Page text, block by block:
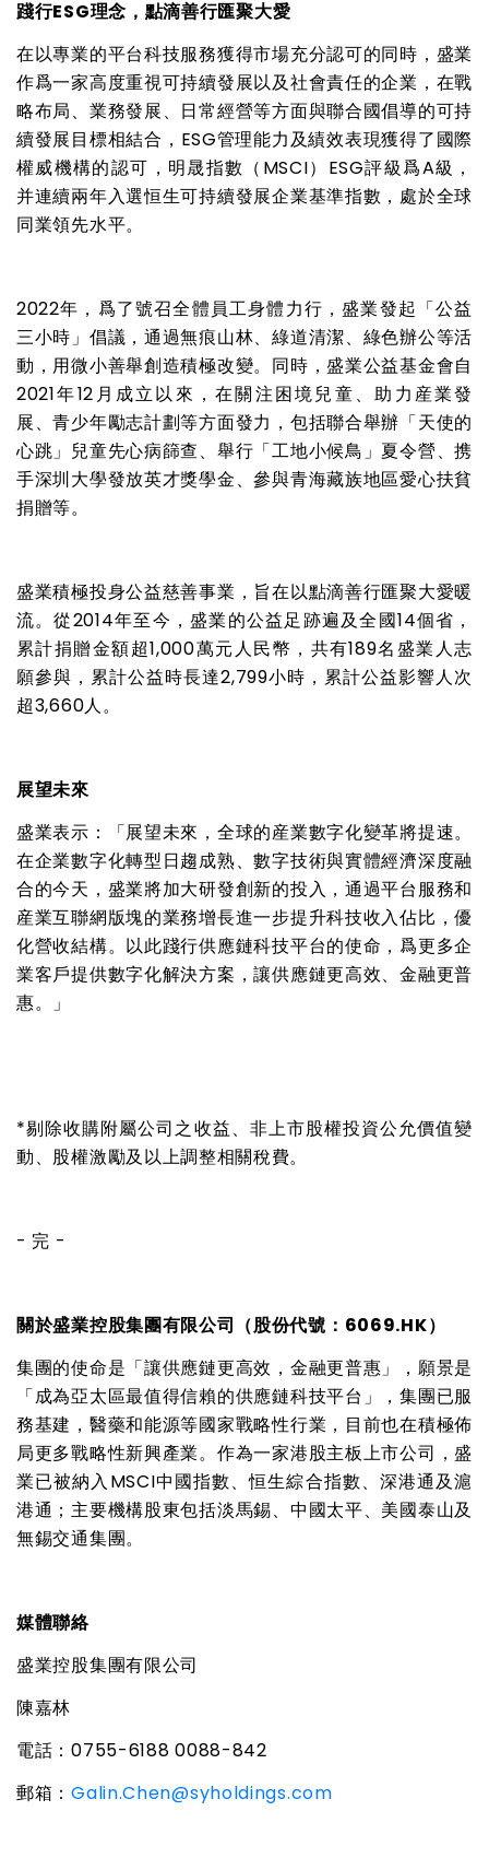
踐行ESG理念，點滴善行匯聚大愛
在以專業的平台科技服務獲得市場充分認可的同時，盛業
作爲一家高度重視可持續發展以及社會責任的企業，在戰
略布局、業務發展、日常經營等方面與聯合國倡導的可持
續發展目標相結合， ESG管理能力及績效表現獲得了國際
權威機構的認可，明晟指數（ MSCI） ESG評級爲A級，
并連續兩年入選恒生可持續發展企業基準指數，處於全球
同業領先水平。
2022年，爲了號召全體員工身體力行，盛業發起「公益
三小時」倡議，通過無痕山林、綠道清潔、綠色辦公等活
動，用微小善舉創造積極改變。同時，盛業公益基金會自
2021年12月成立以來，在關注困境兒童、助力産業發
展、青少年勵志計劃等方面發力，包括聯合舉辦「天使的
心跳」兒童先心病篩查、舉行「工地小候鳥」夏令營、携
手深圳大學發放英才獎學金、參與青海藏族地區愛心扶貧
捐贈等。
盛業積極投身公益慈善事業，旨在以點滴善行匯聚大愛暖
流。從2014年至今，盛業的公益足跡遍及全國14個省，
累計捐贈金額超1,000萬元人民幣，共有189名盛業人志
願參與，累計公益時長達2,799小時，累計公益影響人次
超3,660人。
展望未來
盛業表示：「展望未來，全球的産業數字化變革將提速。
在企業數字化轉型日趨成熟、數字技術與實體經濟深度融
合的今天，盛業將加大研發創新的投入，通過平台服務和
産業互聯網版塊的業務增長進一步提升科技收入佔比，優
化營收結構。以此踐行供應鏈科技平台的使命，爲更多企
業客戶提供數字化解決方案，讓供應鏈更高效、金融更普
惠。」
*剔除收購附屬公司之收益、非上市股權投資公允價值變
動、股權激勵及以上調整相關稅費。
- 完 -
關於盛業控股集團有限公司（股份代號： 6069.HK）
集團的使命是「讓供應鏈更高效，金融更普惠」，願景是
「成為亞太區最值得信賴的供應鏈科技平台」，集團已服
務基建，醫藥和能源等國家戰略性行業，目前也在積極佈
局更多戰略性新興產業。作為一家港股主板上市公司，盛
業已被納入MSCI中國指數、恒生綜合指數、深港通及滬
港通；主要機構股東包括淡馬錫、中國太平、美國泰山及
無錫交通集團。
媒體聯絡
盛業控股集團有限公司
陳嘉林
電話：0755-6188 0088-842
郵箱：Galin.Chen@syholdings.com